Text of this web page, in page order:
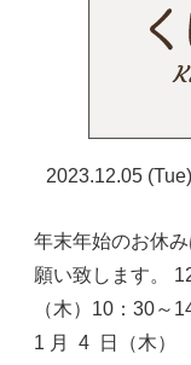
2023.12.05 (Tue)
年末年始のお休
願い致します。
（木）10：30～
1 月 4 日（木）